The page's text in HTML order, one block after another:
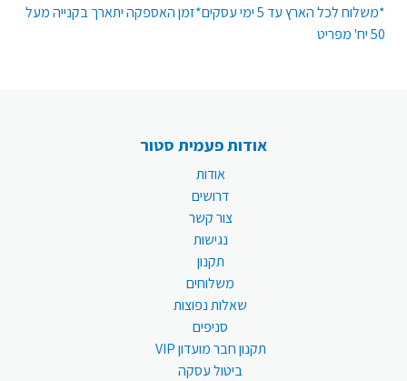
*משלוח לכל הארץ עד 5 ימי עסקים*זמן האספקה יתארך בקנייה מעל
50 יח' מפריט
אודות פעמית סטור
אודות
דרושים
צור קשר
נגישות
תקנון
משלוחים
שאלות נפוצות
סניפים
תקנון חבר מועדון VIP
ביטול עסקה